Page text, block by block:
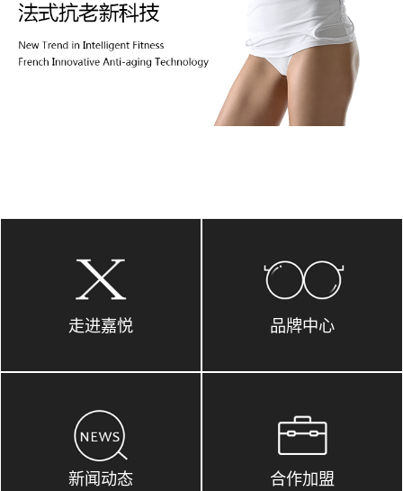
走进嘉悦 品牌中心
新闻动态 合作加盟